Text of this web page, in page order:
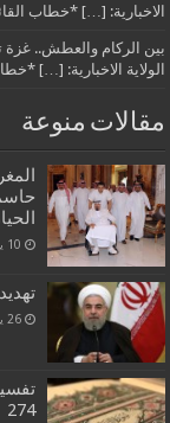
الاخبارية: […] *خطاب
بين الركام والعطش.. غزة
الولاية الاخبارية: […]
مقالات منوعة
10 يناير,2015
26 يوليو,2018
274